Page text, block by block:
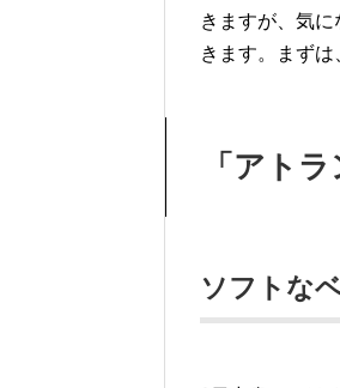
きますが、気
きます。まずは
「アト
ソフトな